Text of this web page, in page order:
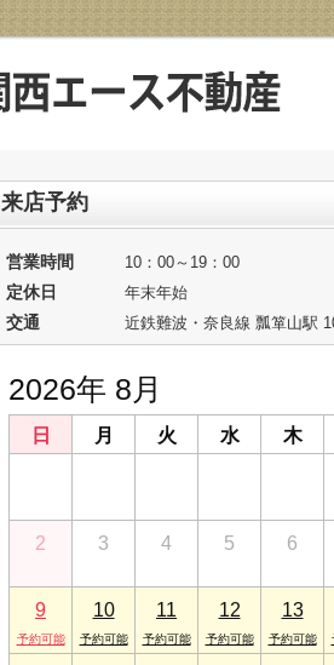
来店予約
営業時間 10：00～19：00
定休日 年末年始
交通 近鉄難波・奈良線 瓢箪山駅
2026年 8月
日 月 火 水 木
2 3 4 5 6
9 10 11 12 13